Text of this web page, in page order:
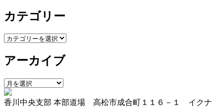
カテゴリー
カ
ゴ
ー
アーカイブ
ア
ー
カ
香川中央支部 本部道場 高松市成合町１１６－１ イクナ